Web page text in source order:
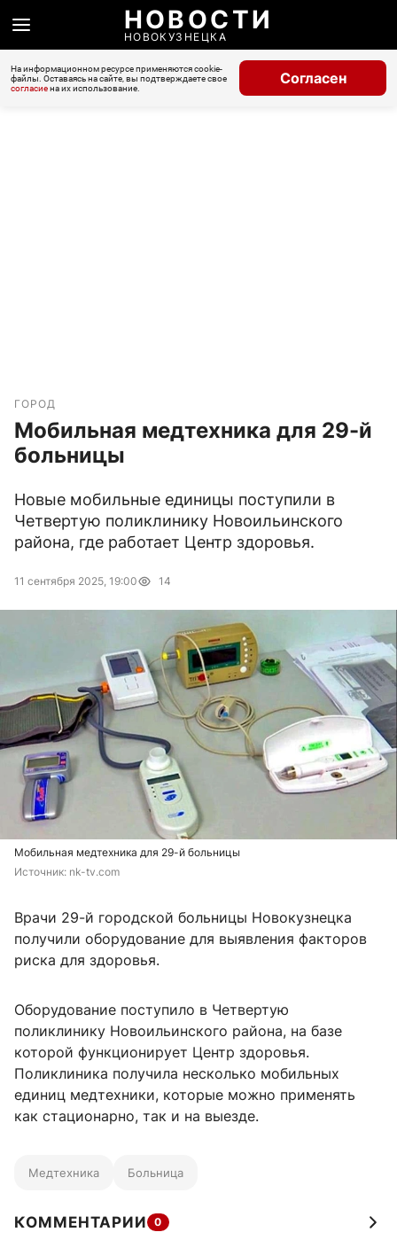
НОВОСТИ
НОВОКУЗНЕЦКА
На информационном ресурсе применяются cookie-
файлы. Оставаясь на сайте, вы подтверждаете свое
согласиена их использование.
Согласен
ГОРОД
Мобильная медтехника для 29-й
больницы
Новые мобильные единицы поступили в
Четвертую поликлинику Новоильинского
района, где работает Центр здоровья.
11 сентября 2025, 19:00 14
Мобильная медтехника для 29-й больницы
Источник: nk-tv.com
Врачи 29-й городской больницы Новокузнецка
получили оборудование для выявления факторов
риска для здоровья.
Оборудование поступило в Четвертую
поликлинику Новоильинского района, на базе
которой функционирует Центр здоровья.
Поликлиника получила несколько мобильных
единиц медтехники, которые можно применять
как стационарно, так и на выезде.
Медтехника Больница
КОММЕНТАРИИ 0